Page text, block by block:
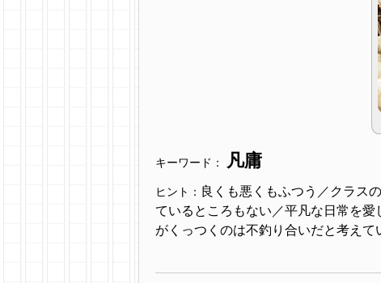
キーワード： 凡庸
ヒント： 良くも悪くもふつう／クラス
ているところもない／平凡な日常を
がくっつくのは不釣り合いだと考えて